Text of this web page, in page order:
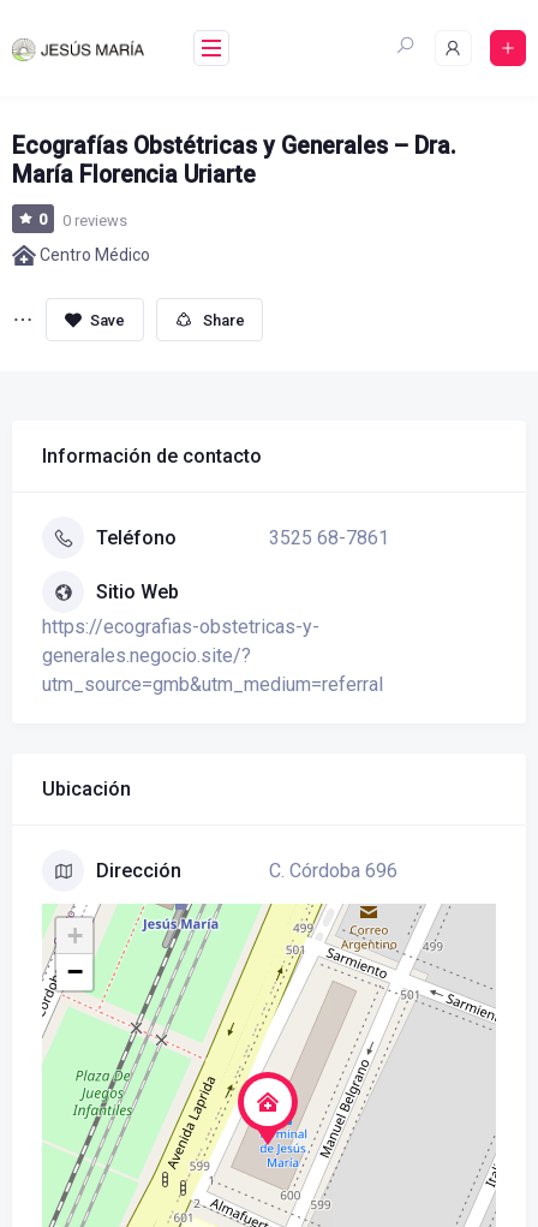
to
Ecografías Obstétricas y Generales – Dra.
María Florencia Uriarte
0 0 reviews
Centro Médico
Share
Información de contacto
Teléfono 3525 68-7861
Sitio Web
https://ecografias-obstetricas-y-
generales.negocio.site/?
utm_source=gmb&utm_medium=referral
Ubicación
Dirección C. Córdoba 696
+
−